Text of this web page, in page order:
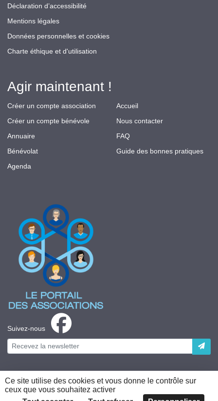
Suivez-nous
Déclaration d’accessibilité
Mentions légales
Données personnelles et cookies
Charte éthique et d'utilisation
Agir maintenant !
Créer un compte association
Créer un compte bénévole
Annuaire
Bénévolat
Agenda
Accueil
Nous contacter
FAQ
Guide des bonnes pratiques
Plateforme développée en France par
Ce site utilise des cookies et vous donne le contrôle sur
ceux que vous souhaitez activer